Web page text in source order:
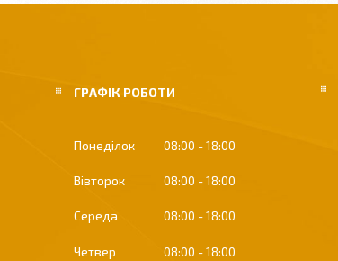
ГРАФІК РОБОТИ
Понеділок 08:00 18:00
Вівторок 08:00 18:00
Середа 08:00 18:00
Четвер 08:00 18:00